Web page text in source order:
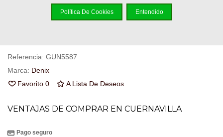
Al comprar este producto puedes juntar hasta29puntos de
Referencia: GUN5587
Marca: Denix
Favorito 0 A Lista De Deseos
VENTAJAS DE COMPRAR EN CUERNAVILLA
Pago seguro
Política De Cookies Entendido